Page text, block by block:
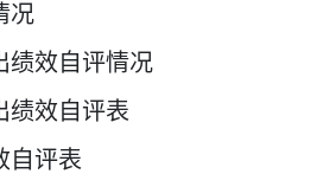
况
绩效自评情况
绩效自评表
自评表